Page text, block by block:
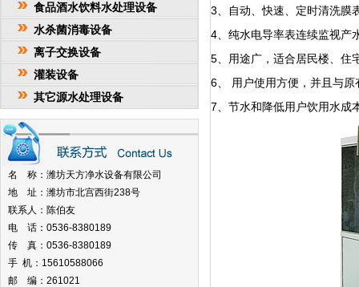
食品酒水饮料水处理设备
水杀菌消毒设备
离子交换设备
灌装设备
其它源水处理设备
名 称：潍坊天方净水设备有限公司
地 址：潍坊市北宫西街238号
联系人：陈伯友
电 话：0536-8380189
传 真：0536-8380189
手 机：15610588066
邮 编：261021
3、自动、快速、定时清洗膜
4、纯水电导率表连续监视产
5、用途广，适合居民楼、住
6、 用户使用方便，并且与
7、节水和降低用户饮用水成